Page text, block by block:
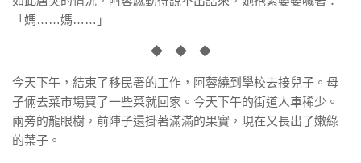
「媽……媽……」
◆ ◆ ◆
今天下午，結束了移民署的工作，阿蓉繞到學校去接兒子。母
子倆去菜市場買了一些菜就回家。今天下午的街道人車稀少。
兩旁的龍眼樹，前陣子還掛著滿滿的果實，現在又長出了嫩綠
的葉子。